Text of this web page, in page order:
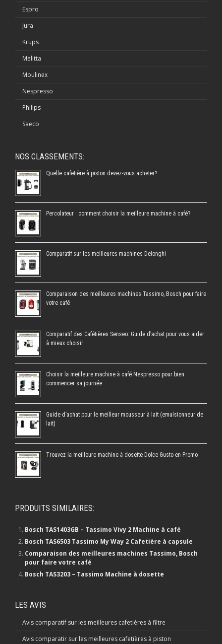
Espro
Jura
Krups
Melitta
Moulinex
Nespresso
Philips
Saeco
NOS CLASSEMENTS:
Quelle cafetière à piston devez-vous acheter?
Percolateur : comment choisir la meilleure machine à café?
Comparatif sur les meilleures machines Delonghi
Comparaison des meilleures machines Tassimo, Bosch pour faire
votre café
Comparatif des Cafétières Senseo: Guide d’achat pour vous aider
à mieux choisir
Choisir la meilleure machine à café Nespresso pour bien
commencer sa journée
Guide d’achat pour le meilleur mousseur à lait (emulsionneur de
lait)
Trouvez la meilleure machine à dosette Dolce Gusto en Promo
PRODUITS SIMILAIRES:
Bosch TAS1403GB – Tassimo Vivy 2 Machine à café
Bosch TAS6503 Tassimo My Way 2 Cafetière à capsule
Comparaison des meilleures machines Tassimo, Bosch
pour faire votre café
Bosch TAS3203 – Tassimo Machine à dosette
LES AVIS
Avis comparatif sur les meilleures cafetières à filtre
Avis comparatir sur les meilleures cafetières à piston